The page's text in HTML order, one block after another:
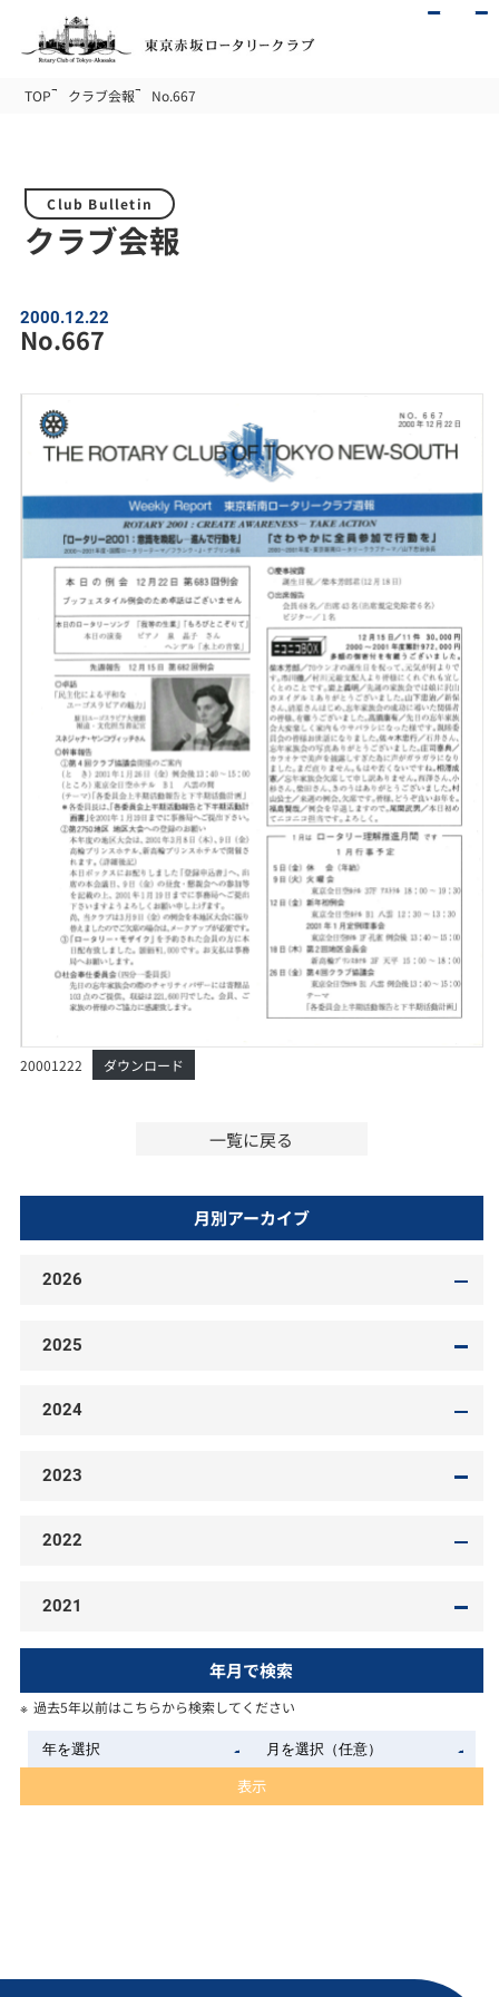
TOP クラブ会報 No.667
Club Bulletin
クラブ会報
2000.12.22
No.667
20001222 ダウンロード
一覧に戻る
月別アーカイブ
2026
2025
2024
2023
2022
2021
年月で検索
過去5年以前はこちらから検索してください
表示